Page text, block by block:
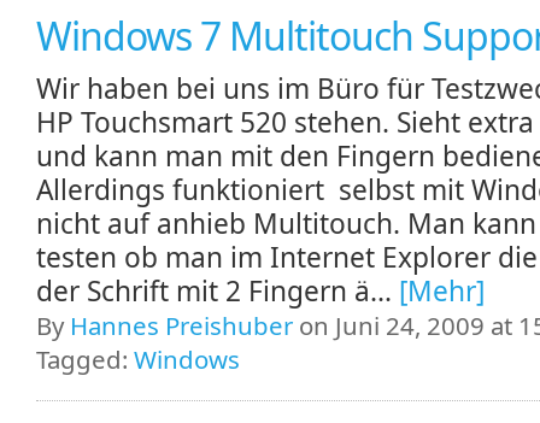
Windows 7 Multitouch
Wir haben bei uns im Büro für
HP Touchsmart 520 stehen. Sieht
und kann man mit den Fingern
Allerdings funktioniert selbst mit
nicht auf anhieb Multitouch. Man
testen ob man im Internet Explorer
der Schrift mit 2 Fingern ä... [Mehr]
By Hannes Preishuber on Juni 24, 2009 at
Tagged: Windows